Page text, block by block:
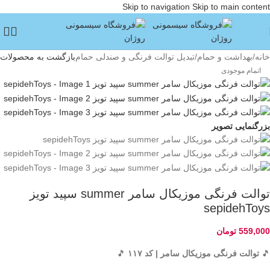
Skip to navigation Skip to main content
خانه/بهداشت و حمام/تبدیل توالت فرنگی و صندلی حمامبازگشت به محصولات
اتمام موجودی
بزرگنمایی تصویر
‌‎توالت فرنگی موزیکال سامر summer ‌سپید تویز
sepidehToys
559,000 تومان
🎵 توالت فرنگی موزیکال سامر | کد ۱۱۷ 🎵